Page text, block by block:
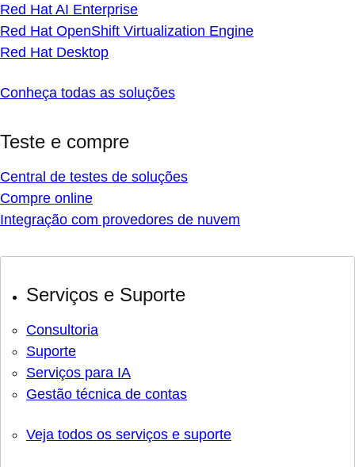
Red Hat AI Enterprise
Red Hat OpenShift Virtualization Engine
Red Hat Desktop
Conheça todas as soluções
Teste e compre
Central de testes de soluções
Compre online
Integração com provedores de nuvem
Serviços e Suporte
Consultoria
Suporte
Serviços para IA
Gestão técnica de contas
Veja todos os serviços e suporte